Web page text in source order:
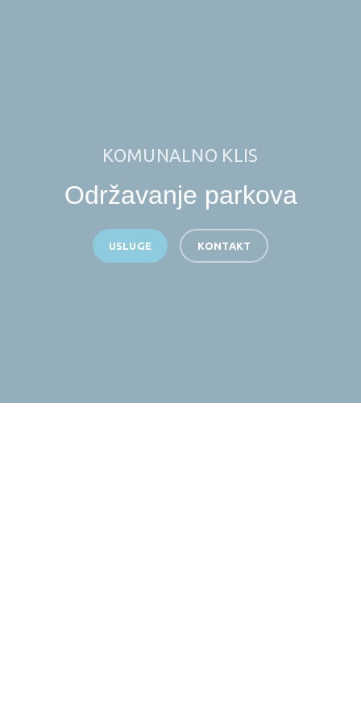
KOMUNALNO KLIS
Održavanje parkova
USLUGE KONTAKT